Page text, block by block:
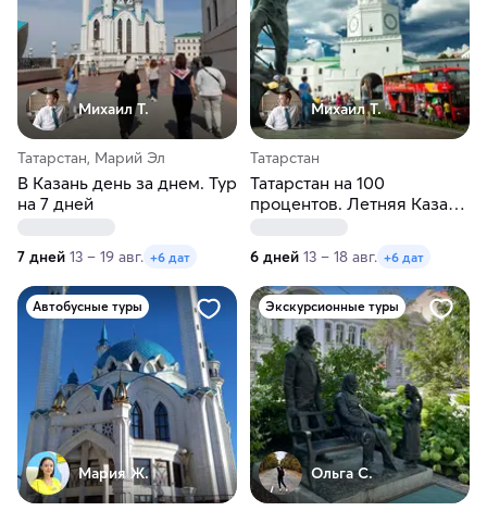
Михаил Т.
Татарстан, Марий Эл
В Казань день за днем. Тур
на 7 дней
7 дней 13 – 19 авг. +6 дат
Михаил Т.
Татарстан
Татарстан на 100
процентов. Летняя Казань
6 дней 13 – 18 авг. +6 дат
Автобусные туры
Мария Ж.
Экскурсионные туры
Ольга С.